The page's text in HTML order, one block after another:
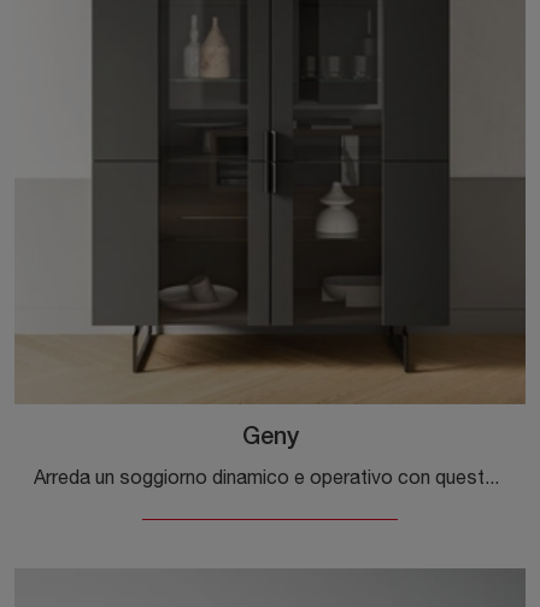
Geny
Arreda un soggiorno dinamico e operativo con questa madia Geny di Orme: scopri le più belle Madie in melaminico.